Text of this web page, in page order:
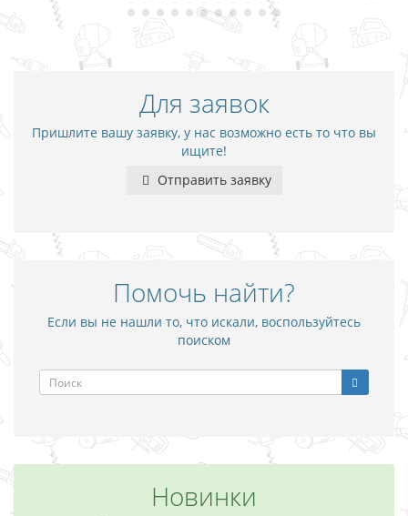
Для заявок
Пришлите вашу заявку, у нас возможно есть то что вы
ищите!
Отправить заявку
Помочь найти?
Если вы не нашли то, что искали, воспользуйтесь
поиском
Новинки